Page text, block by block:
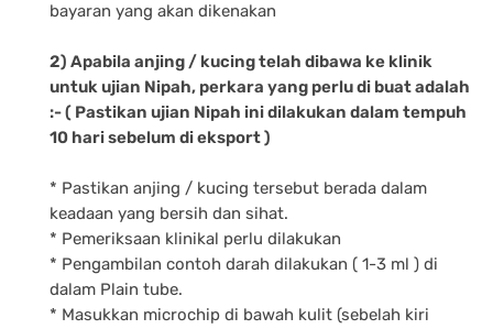
bayaran yang akan dikenakan
2) Apabila anjing / kucing telah dibawa ke klinik
untuk ujian Nipah, perkara yang perlu di buat adalah
:- ( Pastikan ujian Nipah ini dilakukan dalam tempuh
10 hari sebelum di eksport )
* Pastikan anjing / kucing tersebut berada dalam
keadaan yang bersih dan sihat.
* Pemeriksaan klinikal perlu dilakukan
* Pengambilan contoh darah dilakukan ( 1-3 ml ) di
dalam Plain tube.
* Masukkan microchip di bawah kulit (sebelah kiri